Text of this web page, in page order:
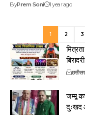
ByPrem Soni 1 year ago
1 2 3
जम्मू
दुःखद